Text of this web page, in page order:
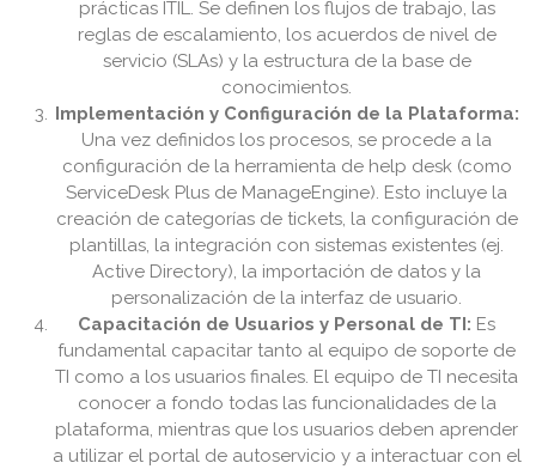
prácticas ITIL. Se definen los flujos de trabajo, las
reglas de escalamiento, los acuerdos de nivel de
servicio (SLAs) y la estructura de la base de
conocimientos.
Implementación y Configuración de la Plataforma:
Una vez definidos los procesos, se procede a la
configuración de la herramienta de help desk (como
ServiceDesk Plus de ManageEngine). Esto incluye la
creación de categorías de tickets, la configuración de
plantillas, la integración con sistemas existentes (ej.
Active Directory), la importación de datos y la
personalización de la interfaz de usuario.
Capacitación de Usuarios y Personal de TI: Es
fundamental capacitar tanto al equipo de soporte de
TI como a los usuarios finales. El equipo de TI necesita
conocer a fondo todas las funcionalidades de la
plataforma, mientras que los usuarios deben aprender
a utilizar el portal de autoservicio y a interactuar con el